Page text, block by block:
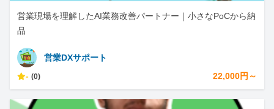
営業現場を理解したAI業務改善パートナー｜小さなPoCから納
品
営業DXサポート
- (0) 22,000円～